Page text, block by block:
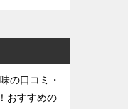
の口コミ・
おすすめの